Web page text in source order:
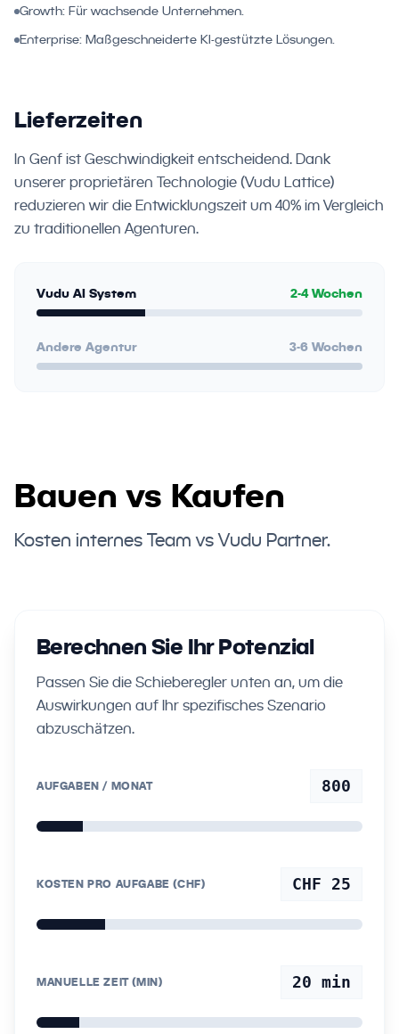
Growth: Für wachsende Unternehmen.
Enterprise: Maßgeschneiderte KI-gestützte Lösungen.
Lieferzeiten
In Genf ist Geschwindigkeit entscheidend. Dank
unserer proprietären Technologie (Vudu Lattice)
reduzieren wir die Entwicklungszeit um 40% im Vergleich
zu traditionellen Agenturen.
Vudu AI System 2-4 Wochen
Andere Agentur 3-6 Wochen
Bauen vs Kaufen
Kosten internes Team vs Vudu Partner.
Berechnen Sie Ihr Potenzial
Passen Sie die Schieberegler unten an, um die
Auswirkungen auf Ihr spezifisches Szenario
abzuschätzen.
AUFGABEN / MONAT 800
KOSTEN PRO AUFGABE (CHF) CHF 25
MANUELLE ZEIT (MIN) 20 min